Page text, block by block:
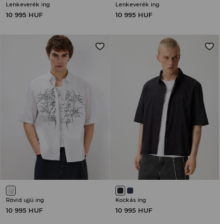
Lenkeverék ing
10 995 HUF
Lenkeverék ing
10 995 HUF
Rövid ujjú ing
10 995 HUF
Kockás ing
10 995 HUF